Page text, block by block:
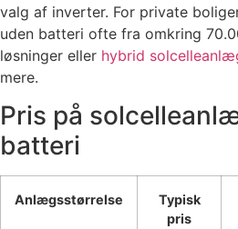
valg af inverter. For private
uden batteri ofte fra omkring
løsninger eller hybrid
mere.
Pris på
batteri
Anlægsstørrelse
Typisk
pris